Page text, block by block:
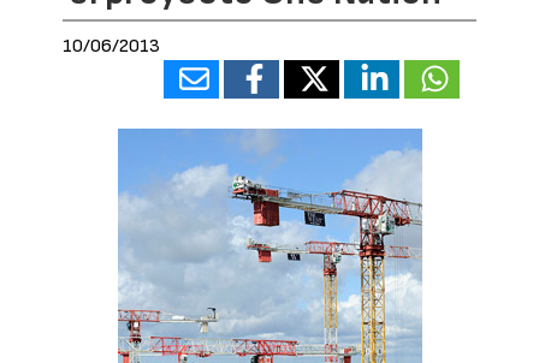
10/06/2013